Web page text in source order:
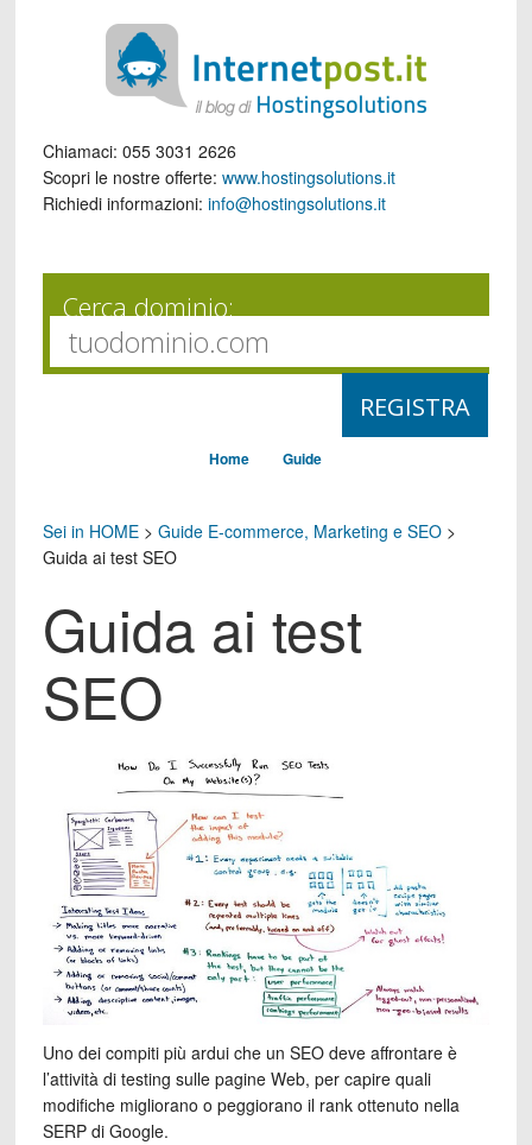
Chiamaci: 055 3031 2626
Scopri le nostre offerte: www.hostingsolutions.it
Richiedi informazioni: info@hostingsolutions.it
Cerca dominio:
Home Guide
Sei in HOME> Guide E-commerce, Marketing e SEO>
Guida ai test SEO
Guida ai test
SEO
Uno dei compiti più ardui che un SEO deve affrontare è
l’attività di testing sulle pagine Web, per capire quali
modifiche migliorano o peggiorano il rank ottenuto nella
SERP di Google.